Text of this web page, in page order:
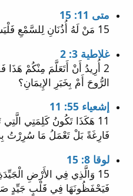
متى 11: 15
15 مَنْ لَهُ أُذُنَانِ لِلسَّمْعِ فَلْيَسْمَعْ.
غلاطية 3: 2
2 أُرِيدُ أَنْ أَتَعَلَّمَ مِنْكُمْ
الرُّوحَ أَمْ بِخَبَرِ الإِيمَانِ؟
إشعياء 55: 11
11 هَكَذَا تَكُونُ كَلِمَتِي
فَارِغَةً بَلْ تَعْمَلُ مَا سُرِرْتُ
لوقا 8: 15
15 وَالَّذِي فِي الأَرْضِ
فَيَحْفَظُونَهَا فِي قَلْبٍ جَيِّدٍ